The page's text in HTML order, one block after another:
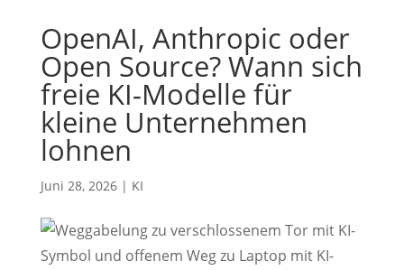
OpenAI, Anthropic oder
Open Source? Wann sich
freie KI-Modelle für
kleine Unternehmen
lohnen
Juni 28, 2026| KI